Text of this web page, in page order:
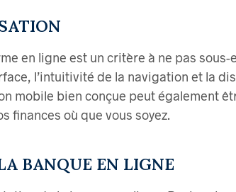
en ligne est un critère à ne pas sous-
l’intuitivité de la navigation et la
mobile bien conçue peut également
finances où que vous soyez.
BANQUE EN LIGNE